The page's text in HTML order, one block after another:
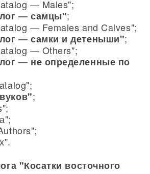
— Males";
— самцы";
— Females and Calves";
— самки и детеныши";
— Others";
— не определенные по
;
"Косатки восточного